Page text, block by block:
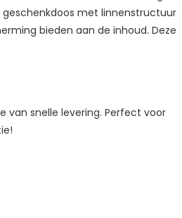
met linnenstructuur
bieden aan de inhoud. Deze
van snelle levering. Perfect voor